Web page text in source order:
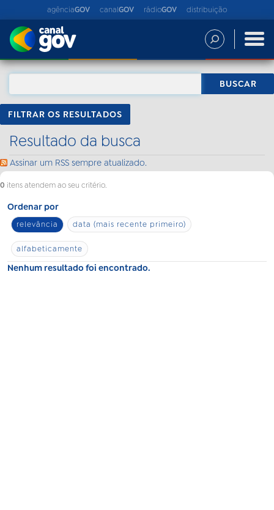
agênciaGOV canalGOV rádioGOV distribuição
FILTRAR OS RESULTADOS
Resultado da busca
Assinar um RSS sempre atualizado.
0 itens atendem ao seu critério.
Ordenar por
relevância data (mais recente primeiro)
alfabeticamente
Nenhum resultado foi encontrado.